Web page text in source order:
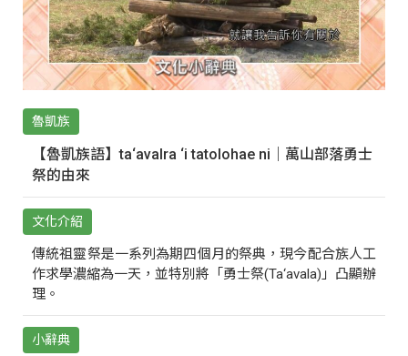
魯凱族
【魯凱族語】ta‘avalra ‘i tatolohae ni｜萬山部落勇士
祭的由來
文化介紹
傳統祖靈祭是一系列為期四個月的祭典，現今配合族人工
作求學濃縮為一天，並特別將「勇士祭(Ta‘avala)」凸顯辦
理。
小辭典